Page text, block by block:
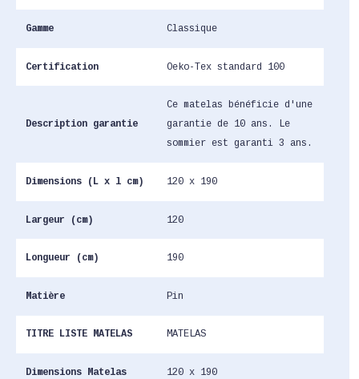
Gamme Classique
Certification Oeko-Tex standard 100
Description garantie
Ce matelas bénéficie d'une
garantie de 10 ans. Le
sommier est garanti 3 ans.
Dimensions (L x l cm) 120 x 190
Largeur (cm) 120
Longueur (cm) 190
Matière Pin
TITRE LISTE MATELAS MATELAS
Dimensions Matelas 120 x 190